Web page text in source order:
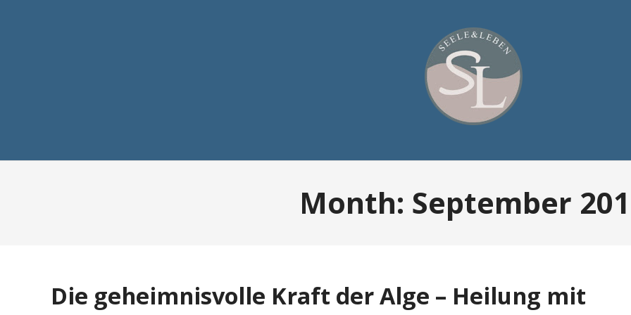
Month: September
Die geheimnisvolle Kraft der Alge – Heilung mit